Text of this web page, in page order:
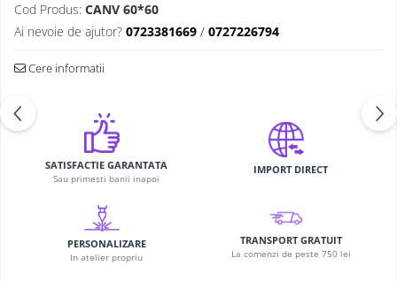
Cod Produs: CANV 60*60
Ai nevoie de ajutor? 0723381669 / 0727226794
Cere informatii
SATISFACTIE GARANTATA
Sau primesti banii inapoi
IMPORT DIRECT
PERSONALIZARE
In atelier propriu
TRANSPORT GRATUIT
La comenzi de peste 750 lei